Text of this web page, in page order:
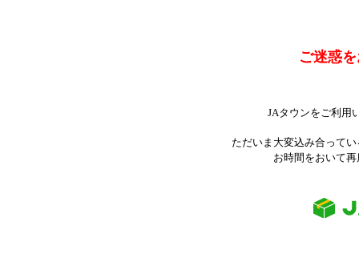
ご迷惑
JAタウンをご利用
ただいま大変込み合って
お時間をおいて